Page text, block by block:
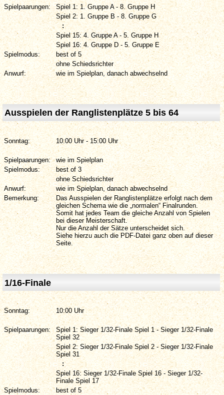
Spielpaarungen:
Spiel 1: 1. Gruppe A - 8. Gruppe H
Spiel 2: 1. Gruppe B - 8. Gruppe G
:
Spiel 15: 4. Gruppe A - 5. Gruppe H
Spiel 16: 4. Gruppe D - 5. Gruppe E
Spielmodus:
best of 5
ohne Schiedsrichter
Anwurf:
wie im Spielplan, danach abwechselnd
Ausspielen der Ranglistenplätze 5 bis 64
Sonntag: 10:00 Uhr - 15:00 Uhr
Spielpaarungen:
wie im Spielplan
Spielmodus:
best of 3
ohne Schiedsrichter
Anwurf:
wie im Spielplan, danach abwechselnd
Bemerkung:
Das Ausspielen der Ranglistenplätze erfolgt nach dem
gleichen Schema wie die „normalen“ Finalrunden.
Somit hat jedes Team die gleiche Anzahl von Spielen
bei dieser Meisterschaft.
Nur die Anzahl der Sätze unterscheidet sich.
Siehe hierzu auch die PDF-Datei ganz oben auf dieser
Seite.
1/16-Finale
Sonntag: 10:00 Uhr
Spielpaarungen:
Spiel 1: Sieger 1/32-Finale Spiel 1 - Sieger 1/32-Finale
Spiel 32
Spiel 2: Sieger 1/32-Finale Spiel 2 - Sieger 1/32-Finale
Spiel 31
:
Spiel 16: Sieger 1/32-Finale Spiel 16 - Sieger 1/32-
Finale Spiel 17
Spielmodus:
best of 5